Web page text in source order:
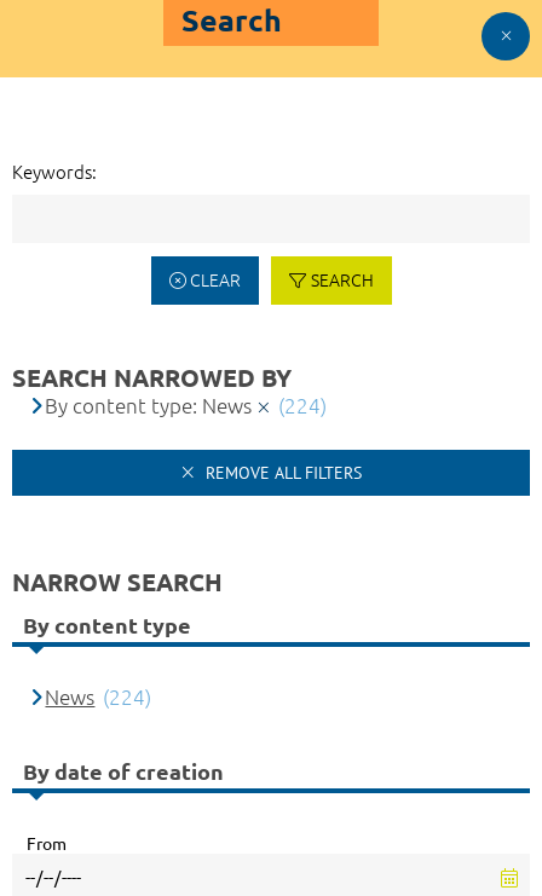
Search
Keywords:
CLEAR SEARCH
SEARCH NARROWED BY
By content type: News (224)
REMOVE ALL FILTERS
NARROW SEARCH
By content type
News (224)
By date of creation
From